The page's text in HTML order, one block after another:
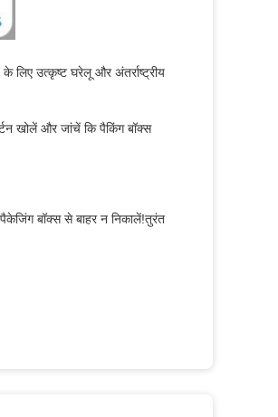
लिए उत्कृष्ट घरेलू और अंतर्राष्ट्रीय
खोलें और जांचें कि पैकिंग बॉक्स
पैकेजिंग बॉक्स से बाहर न निकालें!तुरंत